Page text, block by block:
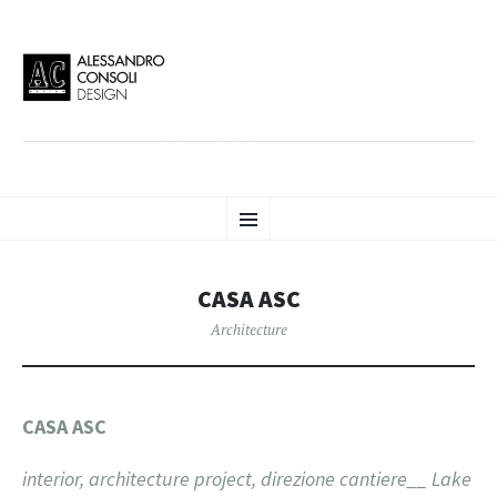
AC DESIGN | ALESSANDRO
Art direction. Iseo Lake. ITALY
Menu
AL
CASA ASC
Architecture
CASA ASC
interior, architecture project, direzione cantiere__ Lake